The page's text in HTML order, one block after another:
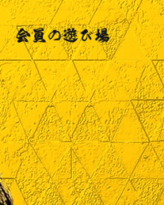
会員の遊び場